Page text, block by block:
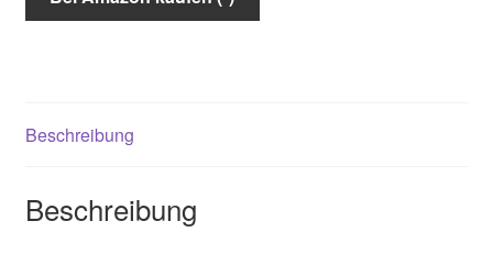
Beschreibung
Beschreibung